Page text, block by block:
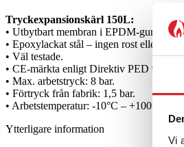
Vi
Tryckexpansionskärl 150L:
• Utbytbart membran i EPDM-gummi.
• Epoxylackat stål – ingen rost eller
• Väl testade.
• CE-märkta enligt Direktiv PED 97 /23/
• Max. arbetstryck: 8 bar.
• Förtryck från fabrik: 1,5 bar.
• Arbetstemperatur: -10°C – +100°C.
Ytterligare information